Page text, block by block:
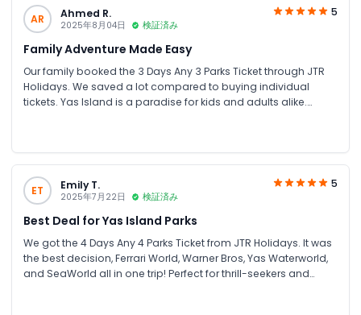
AR Ahmed R.
2025年8月04日 検証済み
5
Family Adventure Made Easy
Our family booked the 3 Days Any 3 Parks Ticket through JTR
Holidays. We saved a lot compared to buying individual
tickets. Yas Island is a paradise for kids and adults alike.
ET Emily T.
2025年7月22日 検証済み
5
Best Deal for Yas Island Parks
We got the 4 Days Any 4 Parks Ticket from JTR Holidays. It was
the best decision, Ferrari World, Warner Bros, Yas Waterworld,
and SeaWorld all in one trip! Perfect for thrill-seekers and